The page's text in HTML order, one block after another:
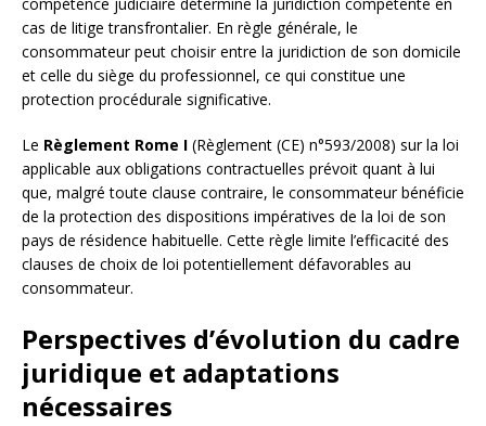
cas de litige transfrontalier. En règle générale, le
consommateur peut choisir entre la juridiction de son domicile
et celle du siège du professionnel, ce qui constitue une
protection procédurale significative.
Le Règlement Rome I (Règlement (CE) n°593/2008) sur la loi
applicable aux obligations contractuelles prévoit quant à lui
que, malgré toute clause contraire, le consommateur bénéficie
de la protection des dispositions impératives de la loi de son
pays de résidence habituelle. Cette règle limite l’efficacité des
clauses de choix de loi potentiellement défavorables au
consommateur.
Perspectives d’évolution du cadre
juridique et adaptations
nécessaires